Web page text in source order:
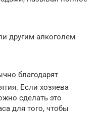
другим алкоголем
благодарят
Если хозяева
сделать это
для того, чтобы